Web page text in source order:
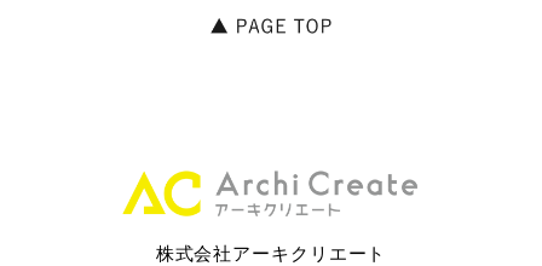
株式会社アーキクリエート